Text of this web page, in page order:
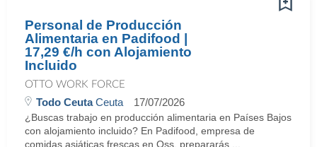
Personal de Producción
Alimentaria en Padifood |
17,29 €/h con Alojamiento
Incluido
OTTO WORK FORCE
Todo CeutaCeuta 17/07/2026
¿Buscas trabajo en producción alimentaria en Países Bajos
con alojamiento incluido? En Padifood, empresa de
comidas asiáticas frescas en Oss, prepararás ...